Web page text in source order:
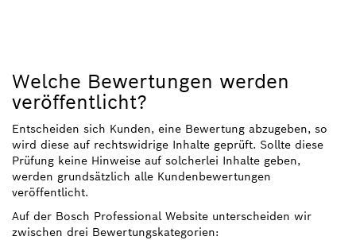
Welche Bewertungen werden
veröffentlicht?
Entscheiden sich Kunden, eine Bewertung abzugeben, so
wird diese auf rechtswidrige Inhalte geprüft. Sollte diese
Prüfung keine Hinweise auf solcherlei Inhalte geben,
werden grundsätzlich alle Kundenbewertungen
veröffentlicht.
Auf der Bosch Professional Website unterscheiden wir
zwischen drei Bewertungskategorien: